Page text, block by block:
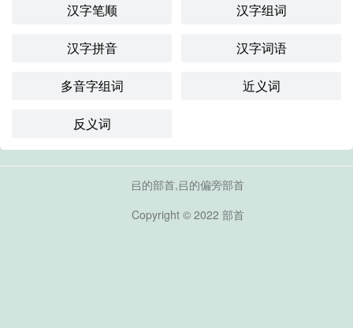
汉字笔顺 汉字组词
汉字拼音 汉字词语
多音字组词 近义词
反义词
㠯的部首,㠯的偏旁部首
Copyright © 2022 部首